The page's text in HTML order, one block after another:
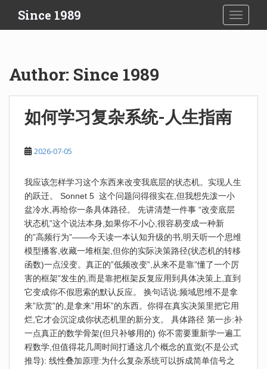
i
Since 1989
Author: Since 1989
如何学习复杂系统-人生指南
2026-07-05
我应该怎样学习这个东西来改变我底层的状态机。实现人生
的跃迁。 Sonnet 5 这个问题问得很实在,但我想先泼一小
盆冷水,再给你一条具体路径。 先讲清楚一件事 “改变底层
状态机”这个说法本身,如果你不小心,很容易变成一种新
的”高频行为”——今天读一本认知升级的书,明天听一个思维
模型播客,收藏一堆框架,但你的实际决策路径(状态机的转移
函数)一点没变。真正的”低频改变”,从来不是靠”懂了一个厉
害的框架”发生的,而是靠把框架反复应用到具体决策上,直到
它变成你不假思索的默认反应。 换句话说:频域思维不是拿
来”欣赏”的,是拿来”用坏”的东西。你得在真实决策里把它用
烂,它才会沉淀成你状态机里的新分支。 具体路径 第一步:补
一点真正的数学骨架(但只补够用的) 你不需要重新学一遍工
程数学,但值得花几周时间打通这几个概念的直觉(不是公式
推导): 线性叠加原理:为什么复杂系统可以拆成简单信号之